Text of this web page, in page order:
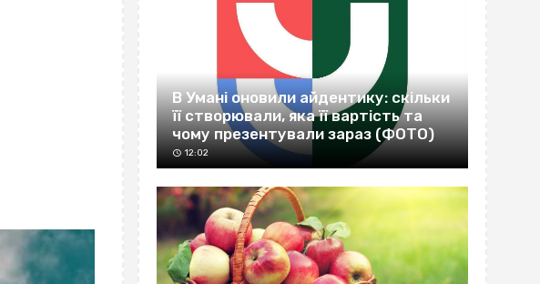
В Умані оновили айдентику: скільки
її створювали, яка її вартість та
чому презентували зараз (ФОТО)
12:02